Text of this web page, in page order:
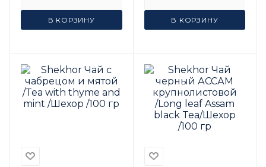
В КОРЗИНУ В КОРЗИНУ